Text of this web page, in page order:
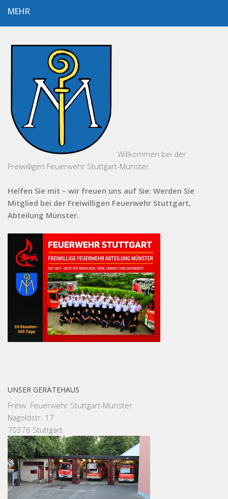
MEHR
Willkommen bei der
Freiwilligen Feuerwehr Stuttgart-Münster.
Helfen Sie mit – wir freuen uns auf Sie: Werden Sie
Mitglied bei der Freiwilligen Feuerwehr Stuttgart,
Abteilung Münster.
UNSER GERÄTEHAUS
Freiw. Feuerwehr Stuttgart-Münster
Nagoldstr. 17
70376 Stuttgart